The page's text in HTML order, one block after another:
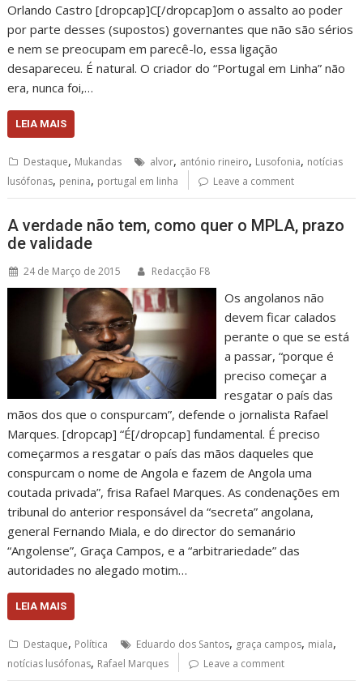
Orlando Castro [dropcap]C[/dropcap]om o assalto ao poder
por parte desses (supostos) governantes que não são sérios
e nem se preocupam em parecê-lo, essa ligação
desapareceu. É natural. O criador do “Portugal em Linha” não
era, nunca foi,…
LEIA MAIS
Destaque, Mukandas alvor, antónio rineiro, Lusofonia, notícias
lusófonas, penina, portugal em linha Leave a comment
A verdade não tem, como quer o MPLA, prazo
de validade
24 de Março de 2015 Redacção F8
Os angolanos não
devem ficar calados
perante o que se está
a passar, “porque é
preciso começar a
resgatar o país das
mãos dos que o conspurcam”, defende o jornalista Rafael
Marques. [dropcap] “É[/dropcap] fundamental. É preciso
começarmos a resgatar o país das mãos daqueles que
conspurcam o nome de Angola e fazem de Angola uma
coutada privada”, frisa Rafael Marques. As condenações em
tribunal do anterior responsável da “secreta” angolana,
general Fernando Miala, e do director do semanário
“Angolense”, Graça Campos, e a “arbitrariedade” das
autoridades no alegado motim…
LEIA MAIS
Destaque, Política Eduardo dos Santos, graça campos, miala,
notícias lusófonas, Rafael Marques Leave a comment